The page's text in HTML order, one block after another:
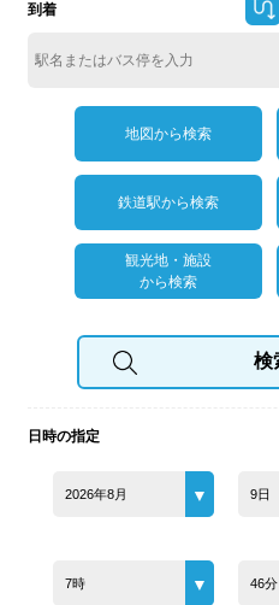
到着
地図から検索
鉄道駅から検索
観光地・施設
から検索
日時の指定
2026年8月 9日
7時 46分